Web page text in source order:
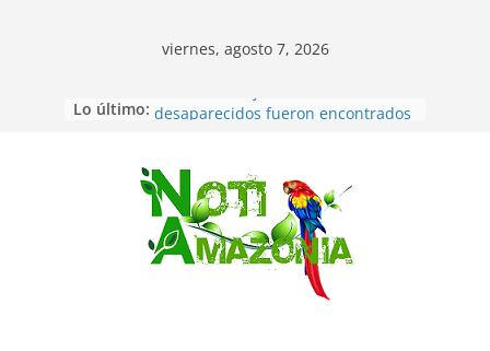
Saltar
viernes, agosto 7, 2026
Lo último: Ecuador: dos jóvenes de 22 años
Sentencian a 34 años de prisión a
implicados en caso de Alison,
oriunda de Tena
Vozinha, el arquero sensación de
cabo Verde, ya llegó para
incorporarse a Colo Colo de Chile
Pastaza: la parroquia Diez de